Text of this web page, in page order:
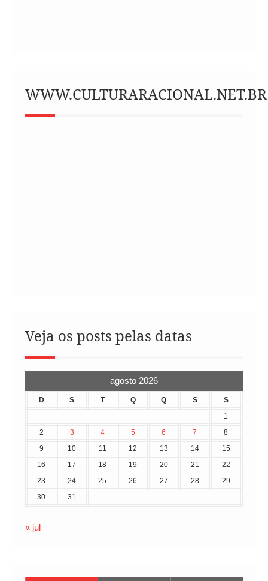
WWW.CULTURARACIONAL.NET.BR
Veja os posts pelas datas
agosto 2026
D S T Q Q S
S
1
2
3 4 5 6 7
8
9
10 11 12 13 14
15
16
17 18 19 20 21
22
23
24 25 26 27 28
29
30
31
« jul